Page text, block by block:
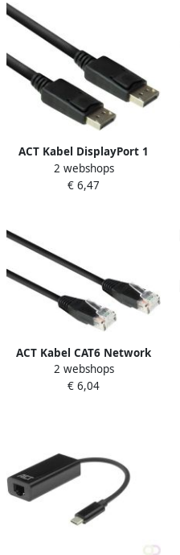
ACT Kabel DisplayPort 1
meter zwart
2 webshops
€ 6,47
ACT Kabel CAT6 Network
koper 5 meter zwart
2 webshops
€ 6,04